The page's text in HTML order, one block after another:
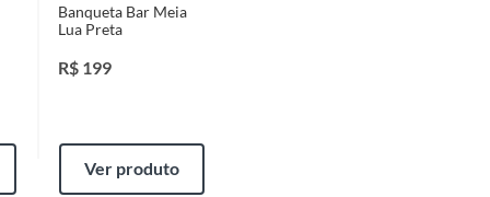
Banqueta Bar Meia
Lua Preta
R$ 199
Ver produto